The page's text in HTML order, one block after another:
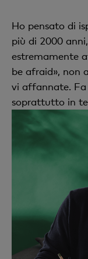
Ho pensato di
più di 2000
estremamente
be afraid», non
vi affannate. Fa
soprattutto in